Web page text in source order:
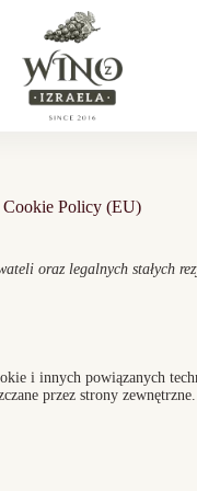
Cookie Policy (EU)
oraz legalnych stałych
i innych powiązanych
przez strony